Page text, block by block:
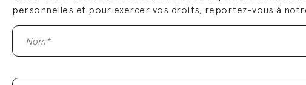
personnelles et pour exercer vos droits, reportez-vous à